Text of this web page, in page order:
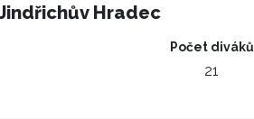
Hradec
Počet diváků
21